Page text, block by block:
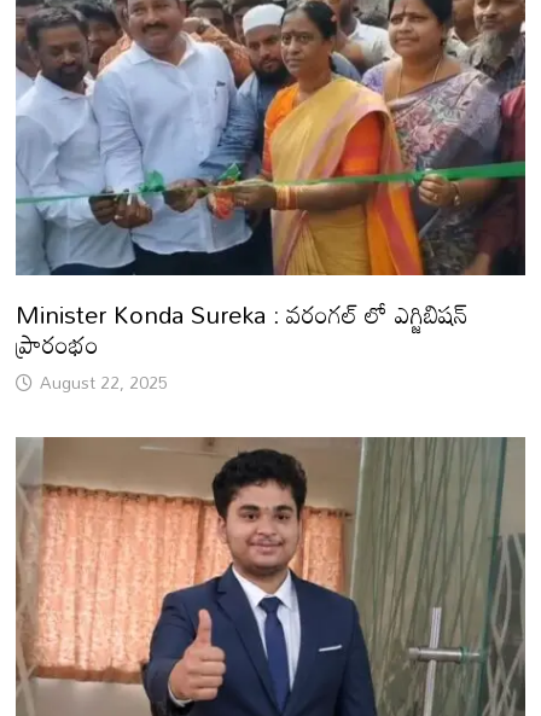
Minister Konda Sureka : వరంగల్ లో ఎగ్జిబిషన్
ప్రారంభం
August 22, 2025